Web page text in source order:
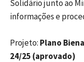
Solidário junto ao
informações e
Projeto: Plano
24/25 (aprovado)